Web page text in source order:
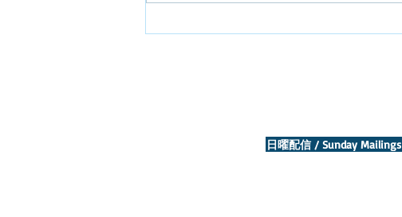
加をお待ちしています！ This
日曜配信 / Sunday Mailings